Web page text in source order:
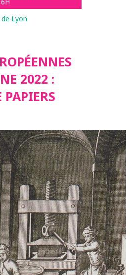
Lyon
2022 :
PAPIERS